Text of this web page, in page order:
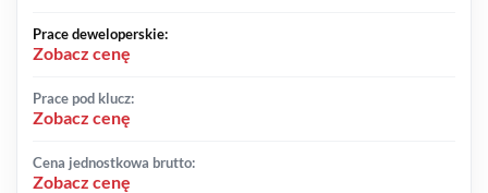
Prace deweloperskie:
Zobacz cenę
Prace pod klucz:
Zobacz cenę
Cena jednostkowa brutto:
Zobacz cenę